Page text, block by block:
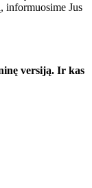
informuosime Jus
versiją. Ir kas